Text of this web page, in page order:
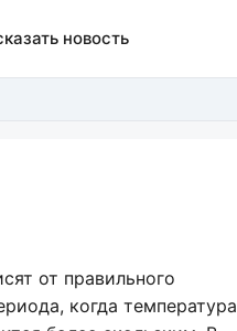
новость
от правильного
когда температура